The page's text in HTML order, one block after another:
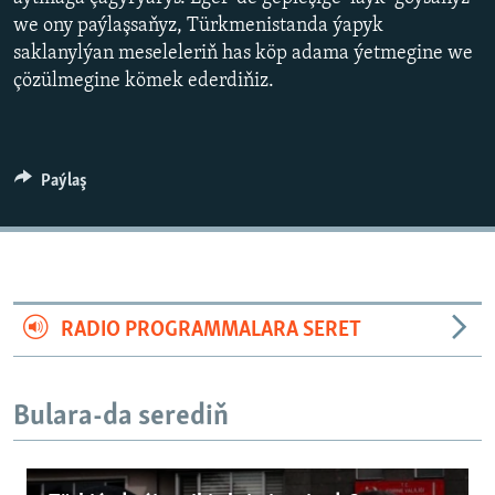
we ony paýlaşsaňyz, Türkmenistanda ýapyk
saklanylýan meseleleriň has köp adama ýetmegine we
çözülmegine kömek ederdiňiz.
Paýlaş
RADIO PROGRAMMALARA SERET
Bulara-da serediň